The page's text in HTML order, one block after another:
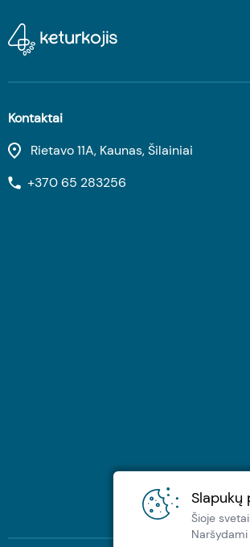
Slapukų
Šioje
Kontaktai
Rietavo 11A, Kaunas, Šilainiai
+370 65 283256